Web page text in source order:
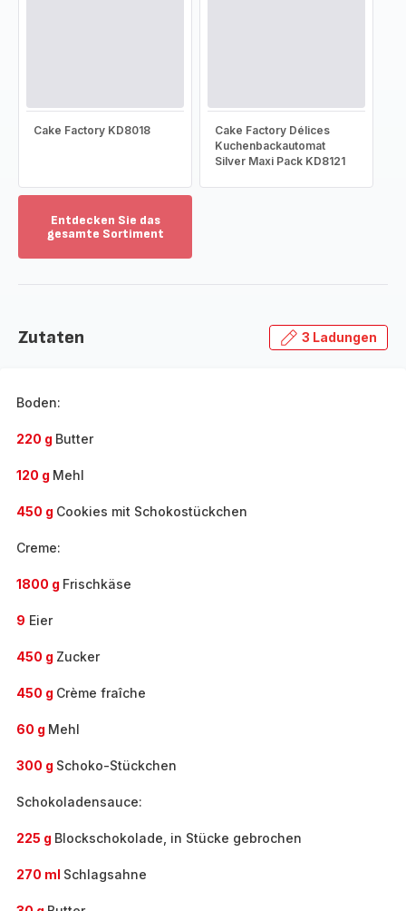
Cake Factory KD8018
Cake Factory Délices
Kuchenbackautomat
Silver Maxi Pack KD8121
Entdecken Sie das
gesamte Sortiment
das
Zutaten 3 Ladungen
Boden:
220 g Butter
120 g Mehl
450 g Cookies mit Schokostückchen
Creme:
1800 g Frischkäse
9 Eier
450 g Zucker
450 g Crème fraîche
60 g Mehl
300 g Schoko-Stückchen
Schokoladensauce:
225 g Blockschokolade, in Stücke gebrochen
270 ml Schlagsahne